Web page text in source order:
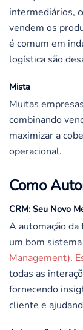
intermediários,
vendem os
é comum em
logística são
Mista
Muitas
combinando
maximizar a
operacional.
Como
CRM: Seu Novo
A automação da
um bom
Management).
todas as
fornecendo
cliente e